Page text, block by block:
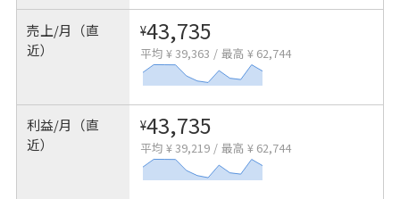
売上/月（直
近）
¥43,735
平均 ¥ 39,363 / 最高 ¥ 62,744
利益/月（直
近）
¥43,735
平均 ¥ 39,219 / 最高 ¥ 62,744